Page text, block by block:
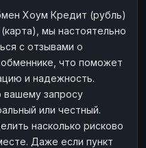
Хоум Кредит (рубль)
мы настоятельно
с отзывами о
что поможет
и надежность.
вашему запросу
или честный.
насколько рисково
Даже если пункт